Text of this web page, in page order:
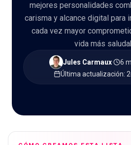
🇪🇸ES
mejores personalidades
carisma y alcance digital para
cada vez mayor
vida más
Jules Carmaux· 6
Última actualización: